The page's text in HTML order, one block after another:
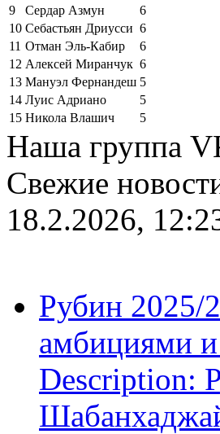
9
Сердар Азмун
6
10 Себастьян Дриусси 6
11 Отман Эль-Кабир
6
12 Алексей Миранчук 6
13 Мануэл Фернандеш 5
14 Луис Адриано
5
15 Никола Влашич 5
Наша группа
Свежие
18.2.2026,
Рубин 2025/
амбициями и
Description: